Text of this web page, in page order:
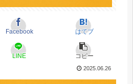
Facebook はてブ
LINE コピー
2025.06.26